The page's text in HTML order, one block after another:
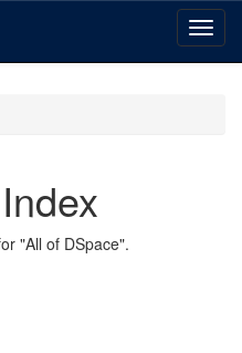
"All of DSpace".